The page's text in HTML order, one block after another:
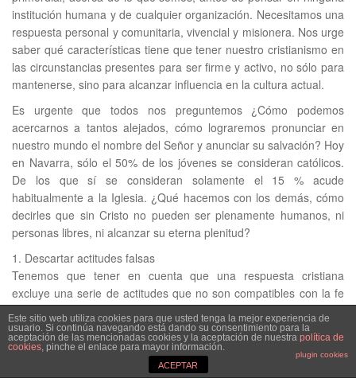
institución humana y de cualquier organización. Necesitamos una
respuesta personal y comunitaria, vivencial y misionera. Nos urge
saber qué características tiene que tener nuestro cristianismo en
las circunstancias presentes para ser firme y activo, no sólo para
mantenerse, sino para alcanzar influencia en la cultura actual.
Es urgente que todos nos preguntemos ¿Cómo podemos
acercarnos a tantos alejados, cómo lograremos pronunciar en
nuestro mundo el nombre del Señor y anunciar su salvación? Hoy
en Navarra, sólo el 50% de los jóvenes se consideran católicos.
De los que sí se consideran solamente el 15 % acude
habitualmente a la Iglesia. ¿Qué hacemos con los demás, cómo
decirles que sin Cristo no pueden ser plenamente humanos, ni
personas libres, ni alcanzar su eterna plenitud?
1. Descartar actitudes falsas
Tenemos que tener en cuenta que una respuesta cristiana
excluye una serie de actitudes que no son compatibles con la fe
en Cristo ni en la bondad de Dios.
-Debemos prescindir de sentimientos negativos, como el miedo,
la nostalgia, el abandonismo, el sometimiento, la incompatibilidad.
Estas actitudes no son compatibles con una postura de fe y
Este sitio web utiliza cookies para que usted tenga la mejor experiencia de
usuario. Si continúa navegando está dando su consentimiento para la
aceptación de las mencionadas cookies y la aceptación de nuestra política de
cookies, pinche el enlace para mayor información.
plugin cookies
ACEPTAR